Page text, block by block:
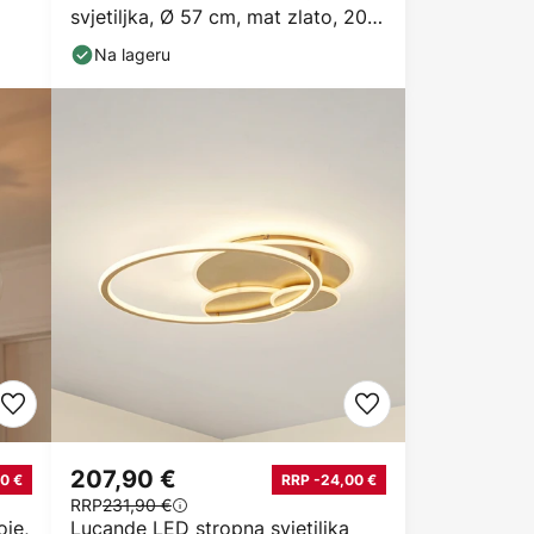
svjetiljka, Ø 57 cm, mat zlato, 20
žarulja
Na lageru
€
Lucande LED stropna svjetiljka
207,90 € RRP -24,00 €
RRP231,90 €